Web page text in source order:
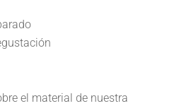
el material de nuestra